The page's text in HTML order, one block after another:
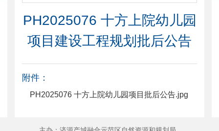
PH2025076 十方上院幼儿园
项目建设工程规划批后公告
附件：
PH2025076 十方上院幼儿园项目批后公告.jpg